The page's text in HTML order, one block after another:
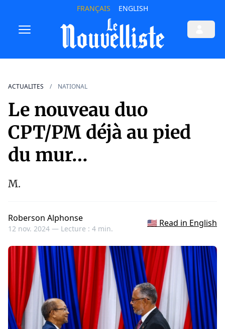
FRANÇAIS ENGLISH
ACTUALITES NATIONAL
Le nouveau duo
CPT/PM déjà au pied
du mur…
M.
Roberson Alphonse
12 nov. 2024 — Lecture : 4 min.
🇺🇸 Read in English